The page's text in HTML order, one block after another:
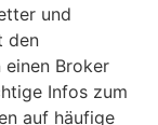
und
den
einen Broker
Infos zum
auf häufige